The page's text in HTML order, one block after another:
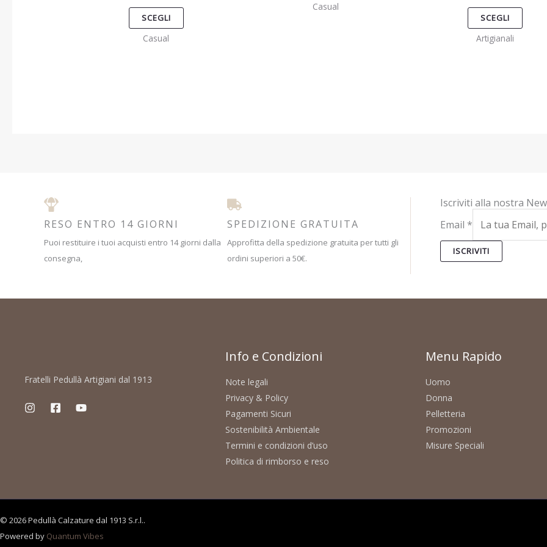
SCEGLI
scelte
Casual
Casual
SCEGLI
scelte
Artigianali
RESO ENTRO 14 GIORNI
Puoi restituire i tuoi acquisti entro 14 giorni dalla
consegna,
SPEDIZIONE GRATUITA
Approfitta della spedizione gratuita per tutti gli
ordini superiori a 50€.
Iscriviti alla nostra
Email *
ISCRIVITI
Fratelli Pedullà Artigiani dal 1913
Info e Condizioni
Note legali
Privacy & Policy
Pagamenti Sicuri
Sostenibilità Ambientale
Termini e condizioni d’uso
Politica di rimborso e reso
Menu Rapido
Uomo
Donna
Pelletteria
Promozioni
Misure Speciali
© 2026 Pedullà Calzature dal 1913 S.r.l..
Powered by Quantum Vibes